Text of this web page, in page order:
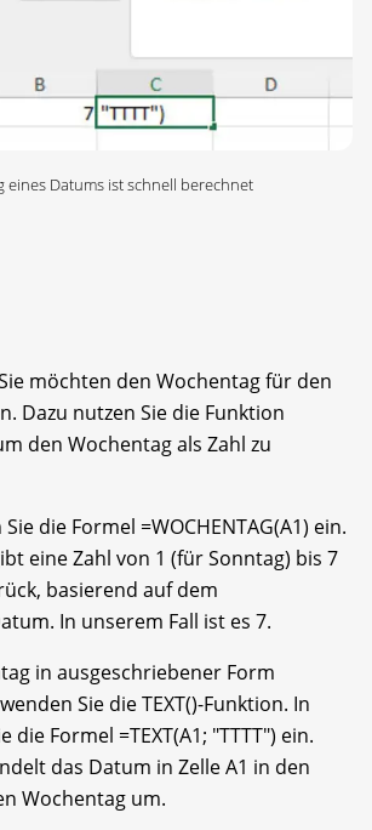
eines Datums ist schnell berechnet
möchten den Wochentag für den
Dazu nutzen Sie die Funktion
den Wochentag als Zahl zu
die Formel =WOCHENTAG(A1) ein.
eine Zahl von 1 (für Sonntag) bis 7
basierend auf dem
In unserem Fall ist es 7.
in ausgeschriebener Form
Sie die TEXT()-Funktion. In
die Formel =TEXT(A1; "TTTT") ein.
das Datum in Zelle A1 in den
Wochentag um.